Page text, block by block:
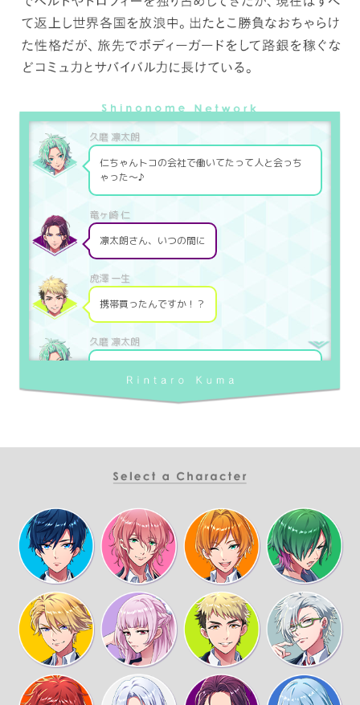
仁ちゃんトコの会社で働いてたって人と会っち
ゃった～♪
凛太朗さん、いつの間に
携帯買ったんですか！？
って押しつけてくっからさ～
あんな美人に見つめられちゃ、断れないっしょ
凛太朗さんがついに携帯を…
うちで働いてた人間というのは？
竜王コーポレーションって仁ちゃんトコっし
ょ？ 後輩の会社だゼってドヤったらスッゲー意
気投合しちゃってさぁ